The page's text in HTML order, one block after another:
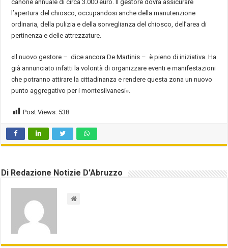
canone annuale di circa 3.000 euro. Il gestore dovrà assicurare
l’apertura del chiosco, occupandosi anche della manutenzione
ordinaria, della pulizia e della sorveglianza del chiosco, dell’area di
pertinenza e delle attrezzature.
«Il nuovo gestore – dice ancora De Martinis – è pieno di iniziativa. Ha
già annunciato infatti la volontà di organizzare eventi e manifestazioni
che potranno attirare la cittadinanza e rendere questa zona un nuovo
punto aggregativo per i montesilvanesi».
Post Views: 538
Di Redazione Notizie D'Abruzzo